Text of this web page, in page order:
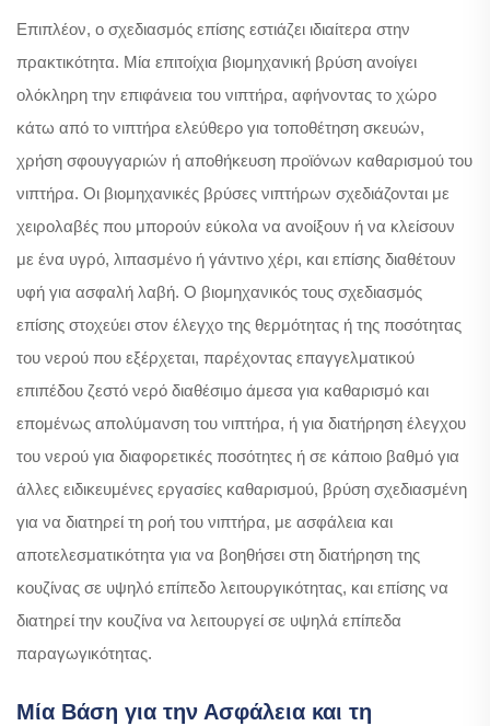
Επιπλέον, ο σχεδιασμός επίσης εστιάζει ιδιαίτερα στην
πρακτικότητα. Μία επιτοίχια βιομηχανική βρύση ανοίγει
ολόκληρη την επιφάνεια του νιπτήρα, αφήνοντας το χώρο
κάτω από το νιπτήρα ελεύθερο για τοποθέτηση σκευών,
χρήση σφουγγαριών ή αποθήκευση προϊόνων καθαρισμού του
νιπτήρα. Οι βιομηχανικές βρύσες νιπτήρων σχεδιάζονται με
χειρολαβές που μπορούν εύκολα να ανοίξουν ή να κλείσουν
με ένα υγρό, λιπασμένο ή γάντινο χέρι, και επίσης διαθέτουν
υφή για ασφαλή λαβή. Ο βιομηχανικός τους σχεδιασμός
επίσης στοχεύει στον έλεγχο της θερμότητας ή της ποσότητας
του νερού που εξέρχεται, παρέχοντας επαγγελματικού
επιπέδου ζεστό νερό διαθέσιμο άμεσα για καθαρισμό και
επομένως απολύμανση του νιπτήρα, ή για διατήρηση έλεγχου
του νερού για διαφορετικές ποσότητες ή σε κάποιο βαθμό για
άλλες ειδικευμένες εργασίες καθαρισμού, βρύση σχεδιασμένη
για να διατηρεί τη ροή του νιπτήρα, με ασφάλεια και
αποτελεσματικότητα για να βοηθήσει στη διατήρηση της
κουζίνας σε υψηλό επίπεδο λειτουργικότητας, και επίσης να
διατηρεί την κουζίνα να λειτουργεί σε υψηλά επίπεδα
παραγωγικότητας.
Μία Βάση για την Ασφάλεια και τη